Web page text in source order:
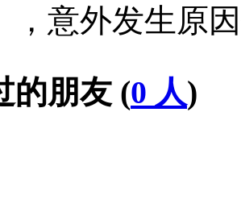
，意外发生原
的朋友 (0 人)